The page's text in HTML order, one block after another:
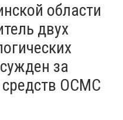
области
двух
за
ОСМС